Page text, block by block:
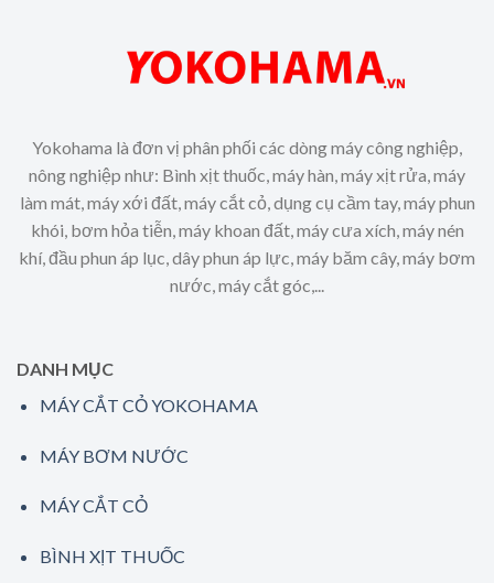
Yokohama là đơn vị phân phối các dòng máy công nghiệp,
nông nghiệp như: Bình xịt thuốc, máy hàn, máy xịt rửa, máy
làm mát, máy xới đất, máy cắt cỏ, dụng cụ cầm tay, máy phun
khói, bơm hỏa tiễn, máy khoan đất, máy cưa xích, máy nén
khí, đầu phun áp lục, dây phun áp lực, máy băm cây, máy bơm
nước, máy cắt góc,...
DANH MỤC
MÁY CẮT CỎ YOKOHAMA
MÁY BƠM NƯỚC
MÁY CẮT CỎ
BÌNH XỊT THUỐC